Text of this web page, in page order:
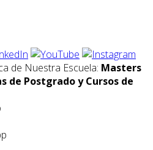
de Nuestra Escuela: Masters
de Postgrado y Cursos de